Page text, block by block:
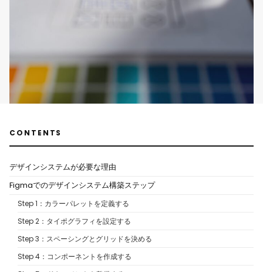
CONTENTS
デザインシステムが必要な理由
Figmaでのデザインシステム構築ステップ
Step 1：カラーパレットを定義する
Step 2：タイポグラフィを設定する
Step 3：スペーシングとグリッドを決める
Step 4：コンポーネントを作成する